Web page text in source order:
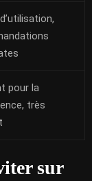
pour la
très
sur